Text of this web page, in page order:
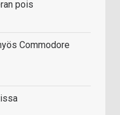
pois
Commodore